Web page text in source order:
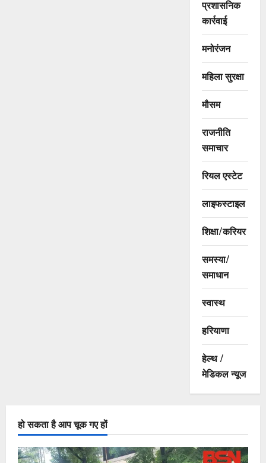
प्रशासनिक
कार्रवाई
मनोरंजन
महिला सुरक्षा
मौसम
राजनीति
समाचार
रियल एस्टेट
लाइफस्टाइल
शिक्षा/करियर
समस्या/
समाधान
स्वास्थ
हरियाणा
हेल्थ /
मेडिकल न्यूज
हो सकता है आप चूक गए हों